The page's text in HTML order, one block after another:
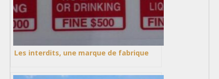
Les interdits, une marque de fabrique